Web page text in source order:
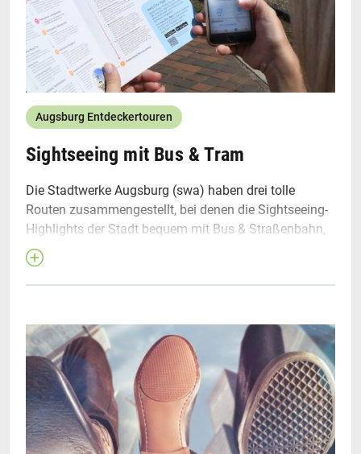
Augsburg Entdeckertouren
Sightseeing mit Bus & Tram
Die Stadtwerke Augsburg (swa) haben drei tolle
Routen zusammengestellt, bei denen die Sightseeing-
Highlights der Stadt bequem mit Bus & Straßenbahn,
nach dem „Hop-on Hop-off Prinzip", entdeckt werden
können. Die Touren führen zu drei Hauptthemen durch
die City.
Technik & Handelsroute
Wasser-Welterbe-Tour